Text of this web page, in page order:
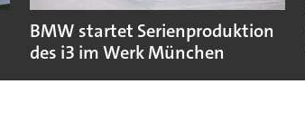
BMW startet Serienproduktion
des i3 im Werk München